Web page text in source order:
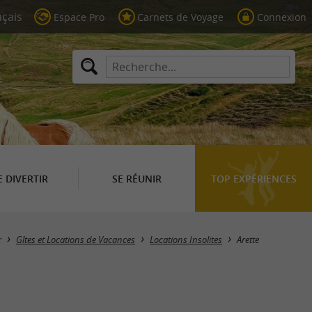
Espace Pro Carnets de Voyage Connexion
DIVERTIR SE RÉUNIR TOP EXPÉRIENCES
Masquer la carte
Gîtes et Locations de Vacances Locations Insolites Arette